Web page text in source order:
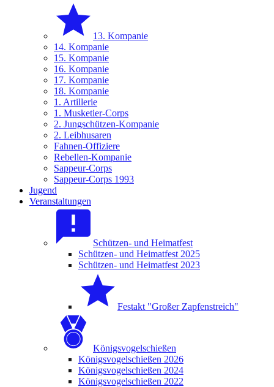
13. Kompanie
14. Kompanie
15. Kompanie
16. Kompanie
17. Kompanie
18. Kompanie
1. Artillerie
1. Musketier-Corps
2. Jungschützen-Kompanie
2. Leibhusaren
Fahnen-Offiziere
Rebellen-Kompanie
Sappeur-Corps
Sappeur-Corps 1993
Jugend
Veranstaltungen
Schützen- und Heimatfest
Schützen- und Heimatfest 2025
Schützen- und Heimatfest 2023
Festakt "Großer Zapfenstreich"
Königsvogelschießen
Königsvogelschießen 2026
Königsvogelschießen 2024
Königsvogelschießen 2022